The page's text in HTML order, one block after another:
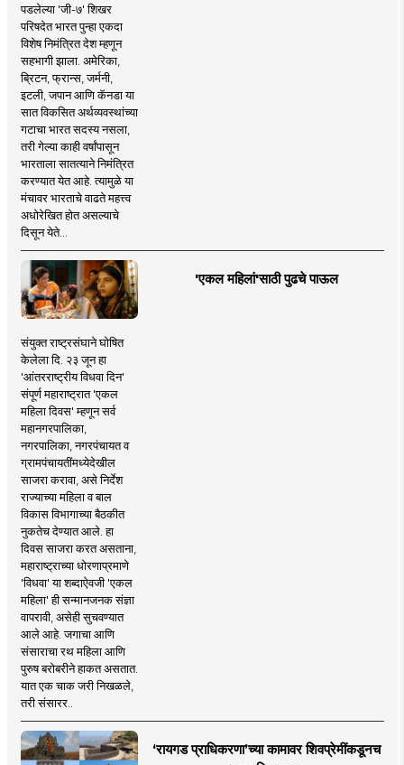
पडलेल्या 'जी-७' शिखर
परिषदेत भारत पुन्हा एकदा
विशेष निमंत्रित देश म्हणून
सहभागी झाला. अमेरिका,
ब्रिटन, फ्रान्स, जर्मनी,
इटली, जपान आणि कॅनडा या
सात विकसित अर्थव्यवस्थांच्या
गटाचा भारत सदस्य नसला,
तरी गेल्या काही वर्षांपासून
भारताला सातत्याने निमंत्रित
करण्यात येत आहे. त्यामुळे या
मंचावर भारताचे वाढते महत्त्व
अधोरेखित होत असल्याचे
दिसून येते...
'एकल महिलां'साठी पुढचे पाऊल
संयुक्त राष्ट्रसंघाने घोषित
केलेला दि. २३ जून हा
'आंतरराष्ट्रीय विधवा दिन'
संपूर्ण महाराष्ट्रात 'एकल
महिला दिवस' म्हणून सर्व
महानगरपालिका,
नगरपालिका, नगरपंचायत व
ग्रामपंचायतींमध्येदेखील
साजरा करावा, असे निर्देश
राज्याच्या महिला व बाल
विकास विभागाच्या बैठकीत
नुकतेच देण्यात आले. हा
दिवस साजरा करत असताना,
महाराष्ट्राच्या धोरणाप्रमाणे
'विधवा' या शब्दाऐवजी 'एकल
महिला' ही सन्मानजनक संज्ञा
वापरावी, असेही सुचवण्यात
आले आहे. जगाचा आणि
संसाराचा रथ महिला आणि
पुरुष बरोबरीने हाकत असतात.
यात एक चाक जरी निखळले,
तरी संसारर..
‘रायगड प्राधिकरणा’च्या कामावर शिवप्रेमींकडूनच